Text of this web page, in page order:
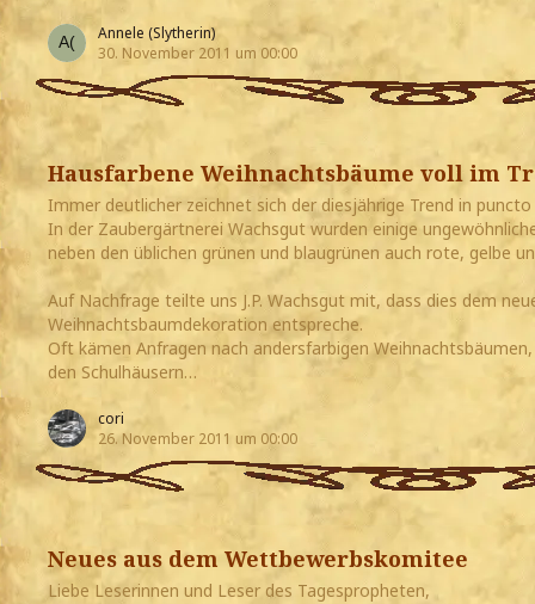
Annele (Slytherin)
30. November 2011 um 00:00
Hausfarbene Weihnachtsbäume voll im
Immer deutlicher zeichnet sich der diesjährige Trend in
In der Zaubergärtnerei Wachsgut wurden einige
neben den üblichen grünen und blaugrünen auch rote, gelbe
Auf Nachfrage teilte uns J.P. Wachsgut mit, dass dies dem
Weihnachtsbaumdekoration entspreche.
Oft kämen Anfragen nach andersfarbigen
den Schulhäusern…
cori
26. November 2011 um 00:00
Neues aus dem Wettbewerbskomitee
Liebe Leserinnen und Leser des Tagespropheten,